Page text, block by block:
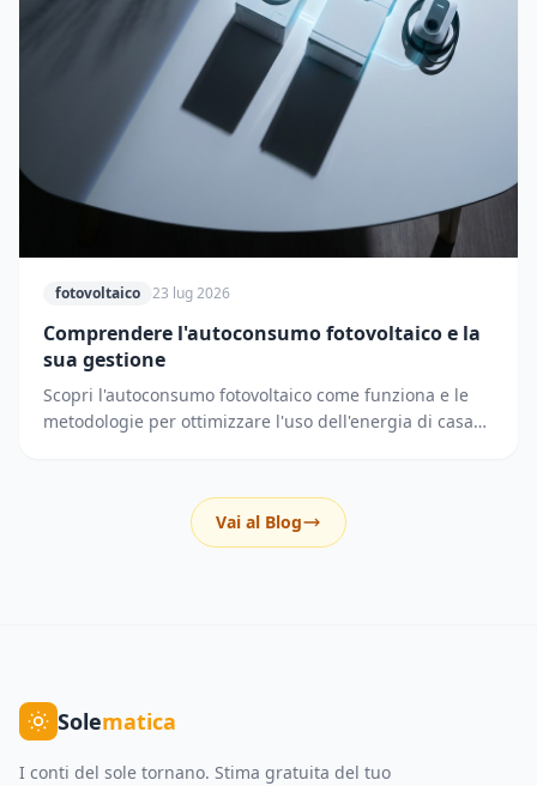
fotovoltaico 23 lug 2026
Comprendere l'autoconsumo fotovoltaico e la
sua gestione
Scopri l'autoconsumo fotovoltaico come funziona e le
metodologie per ottimizzare l'uso dell'energia di casa
Vai al Blog
Solematica
I conti del sole tornano. Stima gratuita del tuo